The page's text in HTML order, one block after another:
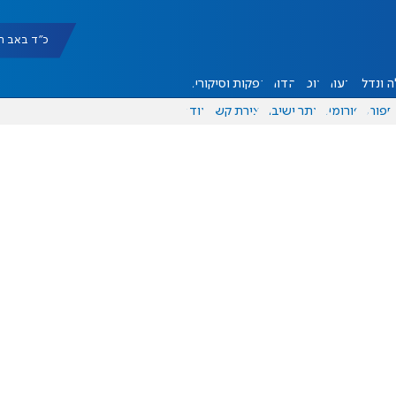
כ"ד באב תשפ"ו
ונדל"ן דעות אוכל יהדות הפקות וסיקורים
ספורט פורומים אתר ישיבה יצירת קשר עוד